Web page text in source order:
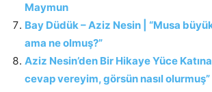
Maymun
Bay Düdük – Aziz Nesin | “Musa
ama ne olmuş?”
Aziz Nesin’den Bir Hikaye Yüce
cevap vereyim, görsün nasıl olurmuş”